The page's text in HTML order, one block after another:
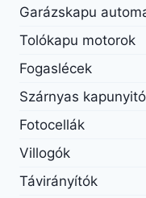
Garázskapu
Tolókapu motorok
Fogaslécek
Szárnyas
Fotocellák
Villogók
Távirányítók